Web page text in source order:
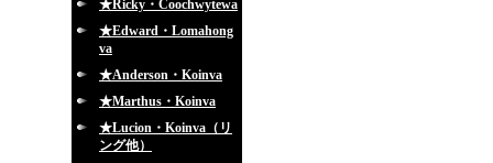
★Ricky・Coochwytewa
★Edward・Lomahong
va
★Anderson・Koinva
★Marthus・Koinva
★Lucion・Koinva（リ
ング他）